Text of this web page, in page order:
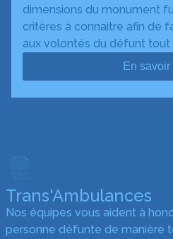
dimensions du monument
critères à connaitre afin de
aux volontés du défunt tout
En savoir
Trans'Ambulances
Nos équipes vous aident à
personne défunte de manière